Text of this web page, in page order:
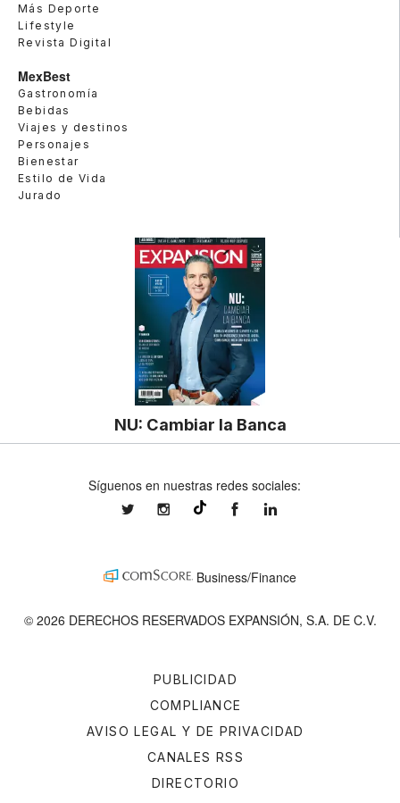
Más Deporte
Lifestyle
Revista Digital
MexBest
Gastronomía
Bebidas
Viajes y destinos
Personajes
Bienestar
Estilo de Vida
Jurado
NU: Cambiar la Banca
PUBLICIDAD
COMPLIANCE
AVISO LEGAL Y DE PRIVACIDAD
CANALES RSS
DIRECTORIO
Síguenos en nuestras redes sociales:
expansionmxexpansionmx ExpansionMex
Business/Finance
© 2026 DERECHOS RESERVADOS EXPANSIÓN, S.A. DE C.V.